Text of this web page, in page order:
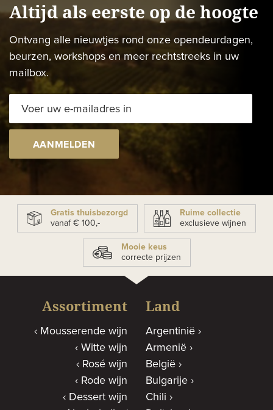
Altijd als eerste op de hoogte
Ontvang alle nieuwtjes rond onze opendeurdagen,
beurzen, workshops en meer rechtstreeks in uw
mailbox.
AANMELDEN
Gratis thuisbezorgd
vanaf € 100,-
Ruime collectie
exclusieve wijnen
Mooie keus
correcte prijzen
Assortiment
Mousserende wijn
Witte wijn
Rosé wijn
Rode wijn
Dessert wijn
Land
Argentinië
Armenië
België
Bulgarije
Chili